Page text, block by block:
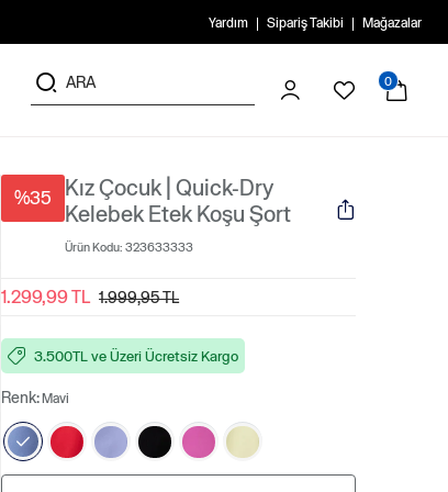
Yardım Sipariş Takibi Mağazalar
0
%35
Kız Çocuk | Quick-Dry
Kelebek Etek Koşu Şort
Ürün Kodu: 323633333
1.299,99 TL 1.999,95 TL
3.500TL ve Üzeri Ücretsiz Kargo
Renk: Mavi